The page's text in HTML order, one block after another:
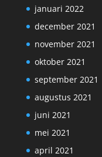
januari 2022
december 2021
november 2021
oktober 2021
september 2021
augustus 2021
juni 2021
mei 2021
april 2021